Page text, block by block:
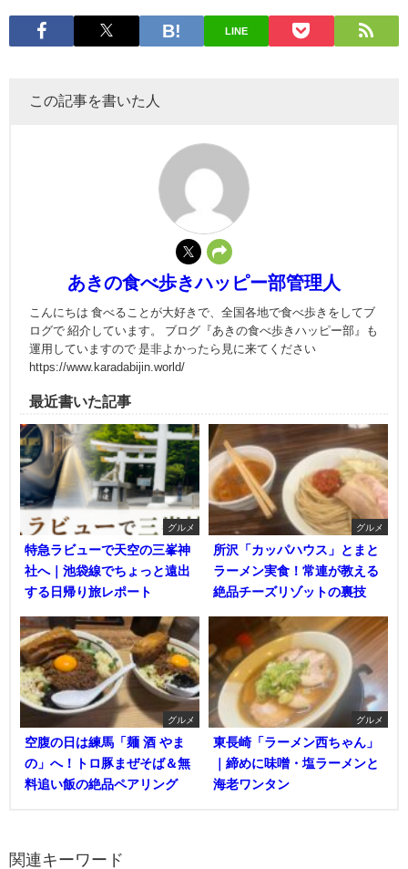
LINE
この記事を書いた人
あきの食べ歩きハッピー部管理人
こんにちは 食べることが大好きで、全国各地で食べ歩きをしてブ
ログで 紹介しています。 ブログ『あきの食べ歩きハッピー部』も
運用していますので 是非よかったら見に来てください
https://www.karadabijin.world/
最近書いた記事
グルメ
特急ラビューで天空の三峯神
社へ｜池袋線でちょっと遠出
する日帰り旅レポート
グルメ
所沢「カッパハウス」とまと
ラーメン実食！常連が教える
絶品チーズリゾットの裏技
グルメ
空腹の日は練馬「麺 酒 やま
の」へ！トロ豚まぜそば＆無
料追い飯の絶品ペアリング
グルメ
東長崎「ラーメン西ちゃん」
｜締めに味噌・塩ラーメンと
海老ワンタン
関連キーワード